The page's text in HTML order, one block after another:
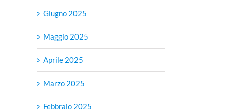
Giugno 2025
Maggio 2025
Aprile 2025
Marzo 2025
Febbraio 2025